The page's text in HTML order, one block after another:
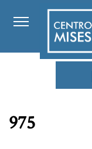
975